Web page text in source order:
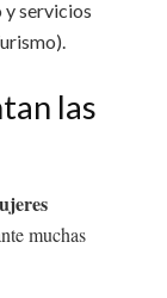
y servicios
las
muchas